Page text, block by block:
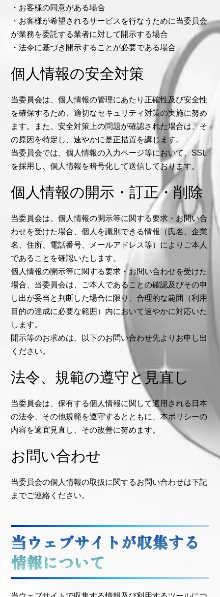
・お客様の同意がある場合
・お客様が希望されるサービスを行なうために当委員会
が業務を委託する業者に対して開示する場合
・法令に基づき開示することが必要である場合
個人情報の安全対策
当委員会は、個人情報の管理にあたり正確性及び安全性
を確保するため、適切なセキュリティ対策の実施に努め
ます。また、安全対策上の問題が確認された場合は、そ
の原因を特定し、速やかに是正措置を講じます。
当委員会では、個人情報の入力ページ等において、SSL
を採用し、個人情報を暗号化して送信しております。
個人情報の開示・訂正・削除
当委員会は、個人情報の開示等に関する要求・お問い合
わせを受けた場合、個人を識別できる情報（氏名、企業
名、住所、電話番号、メールアドレス等）によりご本人
であることを確認いたします。
個人情報の開示等に関する要求・お問い合わせを受けた
場合、当委員会は、ご本人であることの確認及びその申
し出が妥当と判断した場合に限り、合理的な範囲（利用
目的の達成に必要な範囲）内において速やかに対応いた
します。
開示等のお求めは、以下のお問い合わせ先よりお申し出
ください。
法令、規範の遵守と見直し
当委員会は、保有する個人情報に関して適用される日本
の法令、その他規範を遵守するとともに、本ポリシーの
内容を適宜見直し、その改善に努めます。
お問い合わせ
当委員会の個人情報の取扱に関するお問い合わせは下記
までご連絡ください。
当ウェブサイトが収集する
情報について